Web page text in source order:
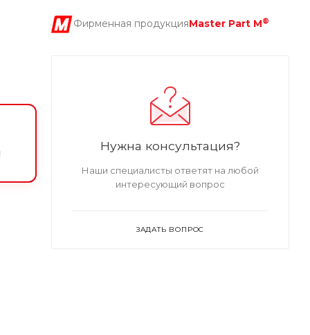
Фирменная продукцияMaster Part M®
Нужна консультация?
Наши специалисты ответят на любой
интересующий вопрос
ЗАДАТЬ ВОПРОС